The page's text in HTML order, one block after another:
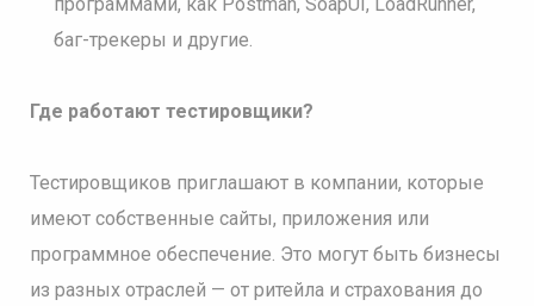
баг-трекеры и другие.
Где работают тестировщики?
Тестировщиков приглашают в компании, которые
имеют собственные сайты, приложения или
программное обеспечение. Это могут быть бизнесы
из разных отраслей — от ритейла и страхования до